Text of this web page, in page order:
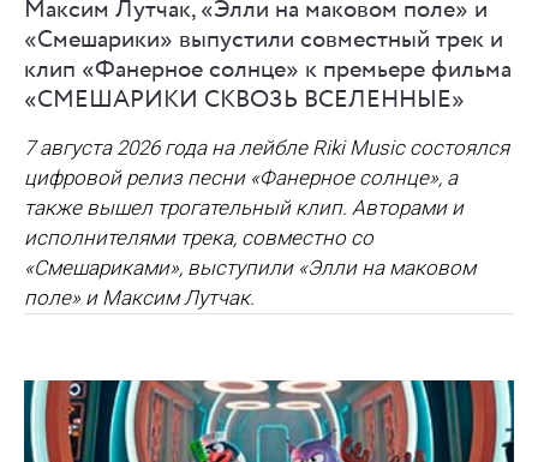
Максим Лутчак, «Элли на маковом поле» и
«Смешарики» выпустили совместный трек и
клип «Фанерное солнце» к премьере фильма
«СМЕШАРИКИ СКВОЗЬ ВСЕЛЕННЫЕ»
7 августа 2026 года на лейбле Riki Music состоялся
цифровой релиз песни «Фанерное солнце», а
также вышел трогательный клип. Авторами и
исполнителями трека, совместно со
«Смешариками», выступили «Элли на маковом
поле» и Максим Лутчак.